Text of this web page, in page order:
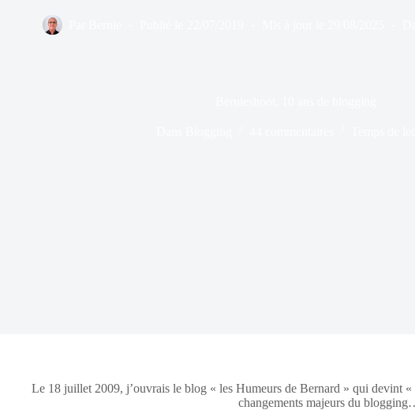
Le 18 juillet 2009, j’ouvrais le blog « les Humeurs de Bernard » qui devint «
changements majeurs du